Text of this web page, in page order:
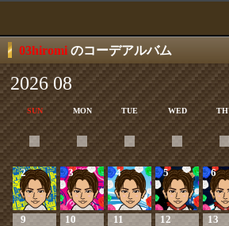
03hiromi のコーデアルバム
2026 08
SUN MON TUE WED
2 3 4 5 6
9 10 11 12 13